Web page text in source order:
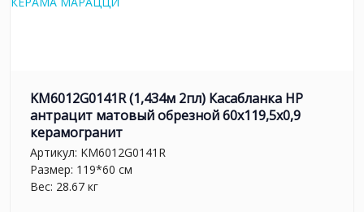
KM6012G0141R (1,434м 2пл) Касабланка HP
антрацит матовый обрезной 60x119,5x0,9
керамогранит
Артикул: KM6012G0141R
Размер: 119*60 см
Вес: 28.67 кг